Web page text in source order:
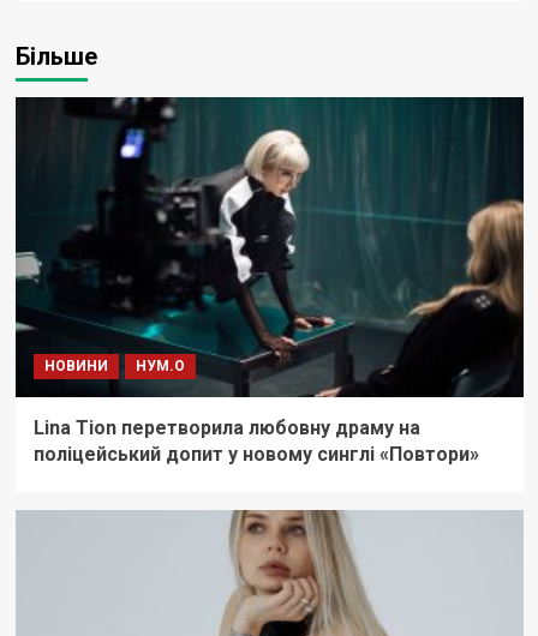
Більше
НОВИНИ НУМ.О
Lina Tion перетворила любовну драму на
поліцейський допит у новому синглі «Повтори»